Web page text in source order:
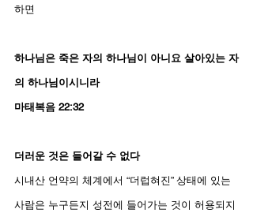
하면
하나님은 죽은 자의 하나님이 아니요 살아있는 자
의 하나님이시니라
마태복음 22:32
더러운 것은 들어갈 수 없다
시내산 언약의 체계에서 “더럽혀진” 상태에 있는
사람은 누구든지 성전에 들어가는 것이 허용되지